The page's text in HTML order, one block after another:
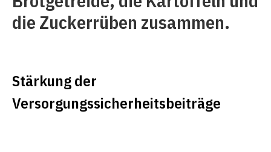
die Zuckerrüben zusammen.
Stärkung der
Versorgungssicherheitsbeiträge